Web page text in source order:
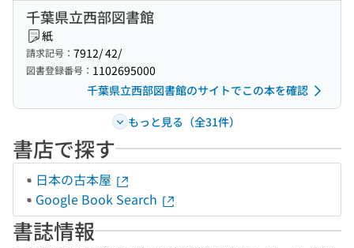
千葉県立西部図書館
紙
請求記号： 7912/ 42/
図書登録番号： 1102695000
千葉県立西部図書館のサイトでこの本を確認
もっと見る（全31件）
書店で探す
日本の古本屋
Google Book Search
書誌情報